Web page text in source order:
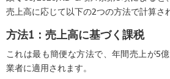
売上高に応じて以下の2つの方法で計算さ
方法1：売上高に基づく課税
これは最も簡便な方法で、年間売上が5
業者に適用されます。